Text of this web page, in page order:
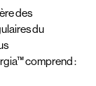
des
du
comprend :